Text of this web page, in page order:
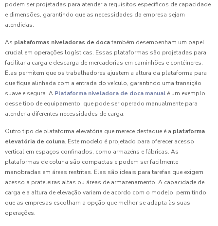
podem ser projetadas para atender a requisitos específicos de capacidade
e dimensões, garantindo que as necessidades da empresa sejam
atendidas.
As plataformas niveladoras de docatambém desempenham um papel
crucial em operações logísticas. Essas plataformas são projetadas para
facilitar a carga e descarga de mercadorias em caminhões e contêineres.
Elas permitem que os trabalhadores ajustem a altura da plataforma para
que fique alinhada com a entrada do veículo, garantindo uma transição
suave e segura. A Plataforma niveladora de doca manual é um exemplo
desse tipo de equipamento, que pode ser operado manualmente para
atender a diferentes necessidades de carga.
Outro tipo de plataforma elevatória que merece destaque é a plataforma
elevatória de coluna. Este modelo é projetado para oferecer acesso
vertical em espaços confinados, como armazéns e fábricas. As
plataformas de coluna são compactas e podem ser facilmente
manobradas em áreas restritas. Elas são ideais para tarefas que exigem
acesso a prateleiras altas ou áreas de armazenamento. A capacidade de
carga e a altura de elevação variam de acordo com o modelo, permitindo
que as empresas escolham a opção que melhor se adapta às suas
operações.